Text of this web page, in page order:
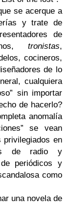
se acerque a
y trate de
de
tronistas,
cocineros,
de lo
cualquiera
sin importar
de hacerlo?
anomalía
se vean
privilegiados en
de radio y
periódicos y
como
una novela de